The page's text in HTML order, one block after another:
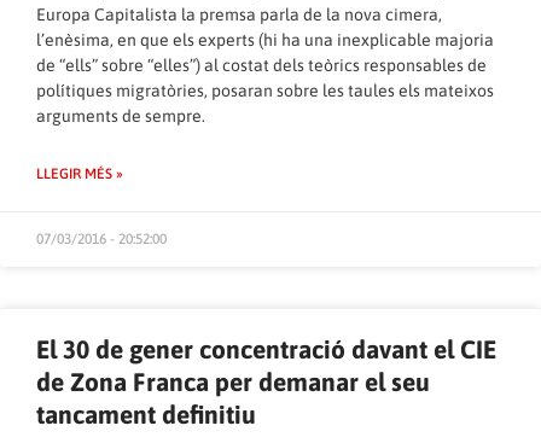
Europa Capitalista la premsa parla de la nova cimera,
l’enèsima, en que els experts (hi ha una inexplicable majoria
de “ells” sobre “elles”) al costat dels teòrics responsables de
polítiques migratòries, posaran sobre les taules els mateixos
arguments de sempre.
LLEGIR MÉS »
07/03/2016 - 20:52:00
El 30 de gener concentració davant el CIE
de Zona Franca per demanar el seu
tancament definitiu